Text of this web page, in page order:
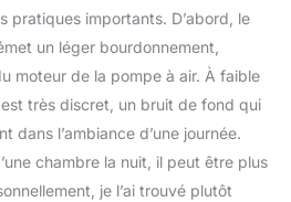
pratiques importants. D’abord, le
un léger bourdonnement,
moteur de la pompe à air. À faible
très discret, un bruit de fond qui
dans l’ambiance d’une journée.
chambre la nuit, il peut être plus
je l’ai trouvé plutôt